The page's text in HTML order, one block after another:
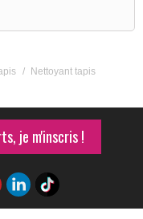
/ Nettoyant tapis
je m'inscris !